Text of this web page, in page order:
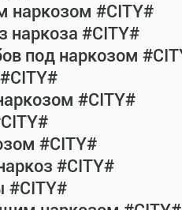
наркозом #CITY#
наркоза #CITY#
под наркозом
#CITY#
#CITY#
#CITY#
#CITY#